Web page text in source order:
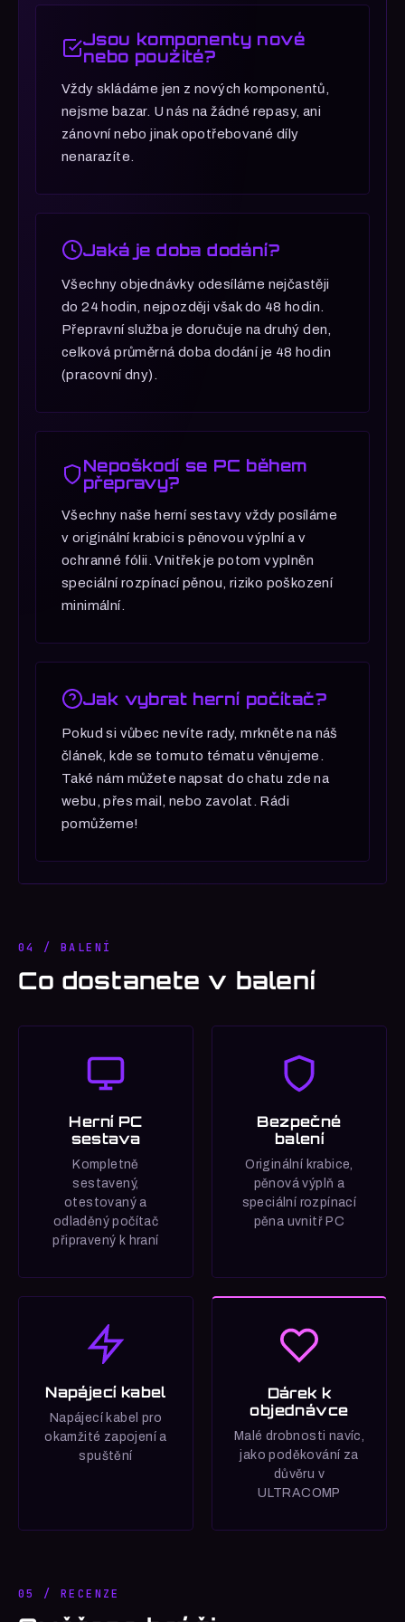
hlavně kompetitivně, vybírej sestavy s
výkonnými procesory.
Jsou komponenty nové
nebo použité?
Vždy skládáme jen z nových komponentů,
nejsme bazar. U nás na žádné repasy, ani
zánovní nebo jinak opotřebované díly
nenarazíte.
Jaká je doba dodání?
Všechny objednávky odesíláme nejčastěji
do 24 hodin, nejpozději však do 48 hodin.
Přepravní služba je doručuje na druhý den,
celková průměrná doba dodání je 48 hodin
(pracovní dny).
Nepoškodí se PC během
přepravy?
Všechny naše herní sestavy vždy posíláme
v originální krabici s pěnovou výplní a v
ochranné fólii. Vnitřek je potom vyplněn
speciální rozpínací pěnou, riziko poškození
minimální.
Jak vybrat herní počítač?
Pokud si vůbec nevíte rady, mrkněte na náš
článek, kde se tomuto tématu věnujeme.
Také nám můžete napsat do chatu zde na
webu, přes mail, nebo zavolat. Rádi
pomůžeme!
04 / BALENÍ
Co dostanete v balení
Herní PC
sestava
Kompletně
sestavený,
otestovaný a
odladěný počítač
připravený k hraní
Bezpečné
balení
Originální krabice,
pěnová výplň a
speciální rozpínací
pěna uvnitř PC
Napájecí kabel
Napájecí kabel pro
okamžité zapojení a
spuštění
Dárek k
objednávce
Malé drobnosti navíc,
jako poděkování za
důvěru v
ULTRACOMP
05 / RECENZE